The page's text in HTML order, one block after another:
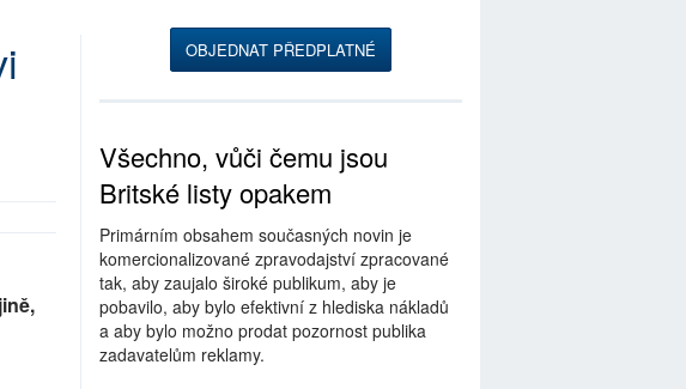
OBJEDNAT PŘEDPLATNÉ
Všechno, vůči čemu jsou
Britské listy opakem
Primárním obsahem současných novin je
komercionalizované zpravodajství zpracované
tak, aby zaujalo široké publikum, aby je
pobavilo, aby bylo efektivní z hlediska nákladů
a aby bylo možno prodat pozornost publika
zadavatelům reklamy.